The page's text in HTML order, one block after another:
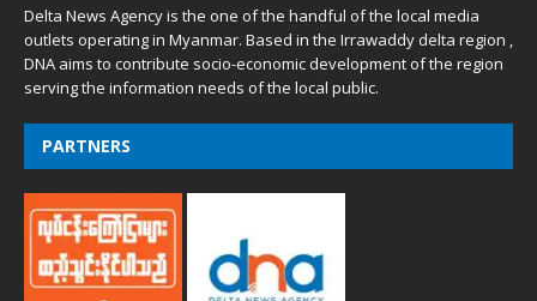
Delta News Agency is the one of the handful of the local media
outlets operating in Myanmar. Based in the Irrawaddy delta region ,
DNA aims to contribute socio-economic development of the region
serving the information needs of the local public.
PARTNERS